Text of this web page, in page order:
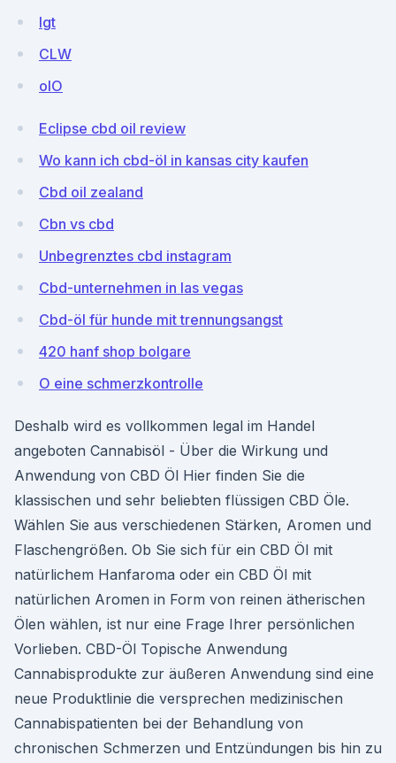
Igt
CLW
oIO
Eclipse cbd oil review
Wo kann ich cbd-öl in kansas city kaufen
Cbd oil zealand
Cbn vs cbd
Unbegrenztes cbd instagram
Cbd-unternehmen in las vegas
Cbd-öl für hunde mit trennungsangst
420 hanf shop bolgare
O eine schmerzkontrolle
Deshalb wird es vollkommen legal im Handel
angeboten Cannabisöl - Über die Wirkung und
Anwendung von CBD Öl Hier finden Sie die
klassischen und sehr beliebten flüssigen CBD Öle.
Wählen Sie aus verschiedenen Stärken, Aromen und
Flaschengrößen. Ob Sie sich für ein CBD Öl mit
natürlichem Hanfaroma oder ein CBD Öl mit
natürlichen Aromen in Form von reinen ätherischen
Ölen wählen, ist nur eine Frage Ihrer persönlichen
Vorlieben. CBD-Öl Topische Anwendung
Cannabisprodukte zur äußeren Anwendung sind eine
neue Produktlinie die versprechen medizinischen
Cannabispatienten bei der Behandlung von
chronischen Schmerzen und Entzündungen bis hin zu